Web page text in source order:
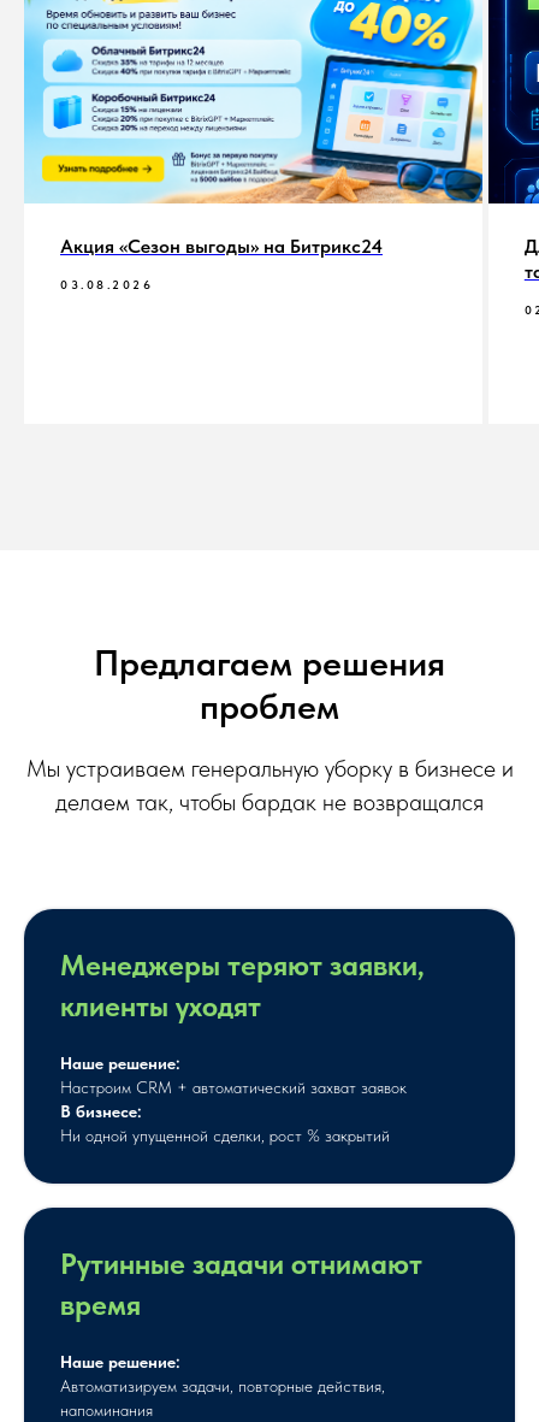
Акция «Сезон выгоды» на Битрикс24
03.08.2026
Предлагаем решения
проблем
Мы устраиваем генеральную уборку в бизнесе и
делаем так, чтобы бардак не возвращался
Менеджеры теряют заявки,
клиенты уходят
Наше решение:
Настроим CRM + автоматический захват заявок
В бизнесе:
Ни одной упущенной сделки, рост % закрытий
Рутинные задачи отнимают
время
Наше решение:
Автоматизируем задачи, повторные действия,
напоминания